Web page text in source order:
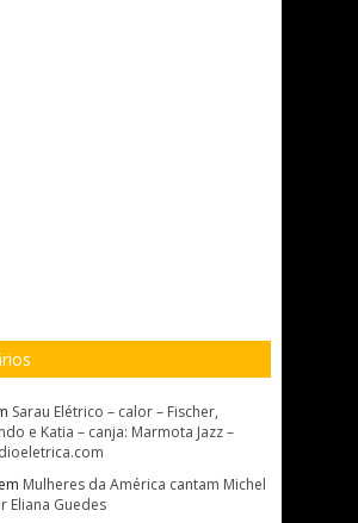
Sarau Elétrico – calor – Fischer,
e Katia – canja: Marmota Jazz –
em Mulheres da América cantam Michel
Eliana Guedes